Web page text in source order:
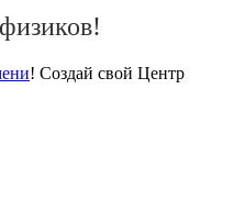
! Создай свой Центр